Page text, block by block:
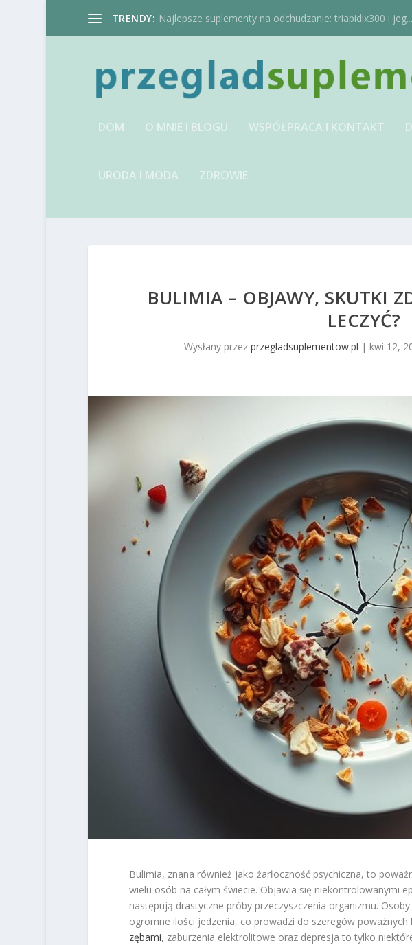
TRENDY: Najlepsze suplementy na odchudzanie: triapidix300 i jeg...
DOM O MNIE I BLOGU WSPÓŁPRACA I KONTAKT
URODA I MODA ZDROWIE
BULIMIA – OBJAWY, SKUTKI
LECZYĆ?
Wysłany przez przegladsuplementow.pl | kwi 12,
Bulimia, znana również jako żarłoczność psychiczna, to
wielu osób na całym świecie. Objawia się niekontrolowanymi
następują drastyczne próby przeczyszczenia organizmu.
ogromne ilości jedzenia, co prowadzi do szeregów
zębami, zaburzenia elektrolitowe oraz depresja to tylko